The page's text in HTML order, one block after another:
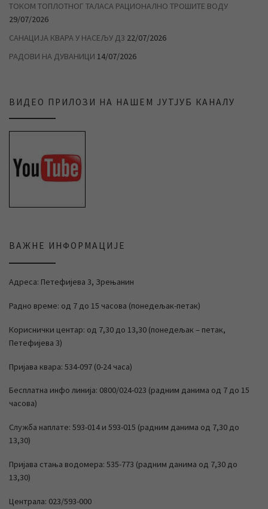
ТОКОМ ТОПЛОТНОГ ТАЛАСА РАЦИОНАЛНО ТРОШИТЕ ВОДУ
29/07/2026
САНАЦИЈА КВАРА У НАСЕЉУ Д3 22/07/2026
РАДОВИ НА ДУВАНИЦИ 14/07/2026
ВИДЕО ПРИЛОЗИ НА НАШЕМ ЈУТЈУБ КАНАЛУ
ВАЖНЕ ИНФОРМАЦИЈЕ
Адреса: Петефијева 3, Зрењанин
Радно време: од 7 до 15 часова (понедељак-петак)
Кориснички центар: од 7,30 до 13,30 (понедељак – петак,
Петефијева 3)
Пријава квара: 534-097 (0-24 часа)
Бесплатна инфо линија: 0800/024-023 (радним данима од 7 до 15
часова)
Служба наплате: 593-014 и 593-015 (радним данима од 7,30 до
13,30)
Пријава стања водомера: 535-773 (радним данима од 7,30 до
13,30)
Централа: 023/593-000